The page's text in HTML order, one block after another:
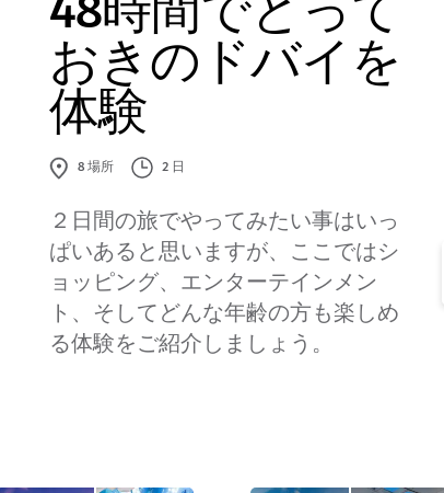
おきのドバイを
体験
8場所 2 日
２日間の旅でやってみたい事はいっ
ぱいあると思いますが、ここではシ
ョッピング、エンターテインメン
ト、そしてどんな年齢の方も楽しめ
る体験をご紹介しましょう。